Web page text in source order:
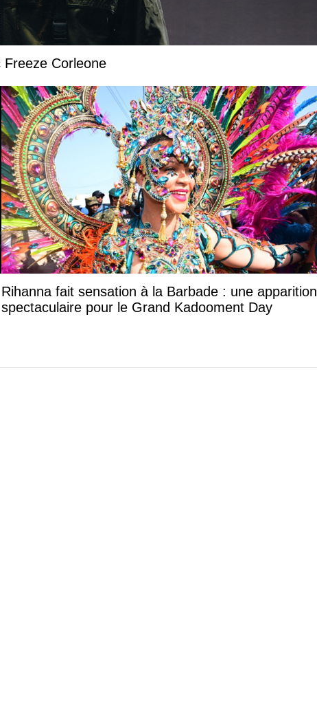
Corleone
Rihanna fait sensation à la Barbade : une apparition
spectaculaire pour le Grand Kadooment Day